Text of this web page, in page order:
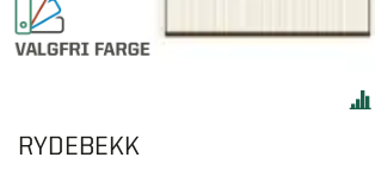
RYDEBEKK